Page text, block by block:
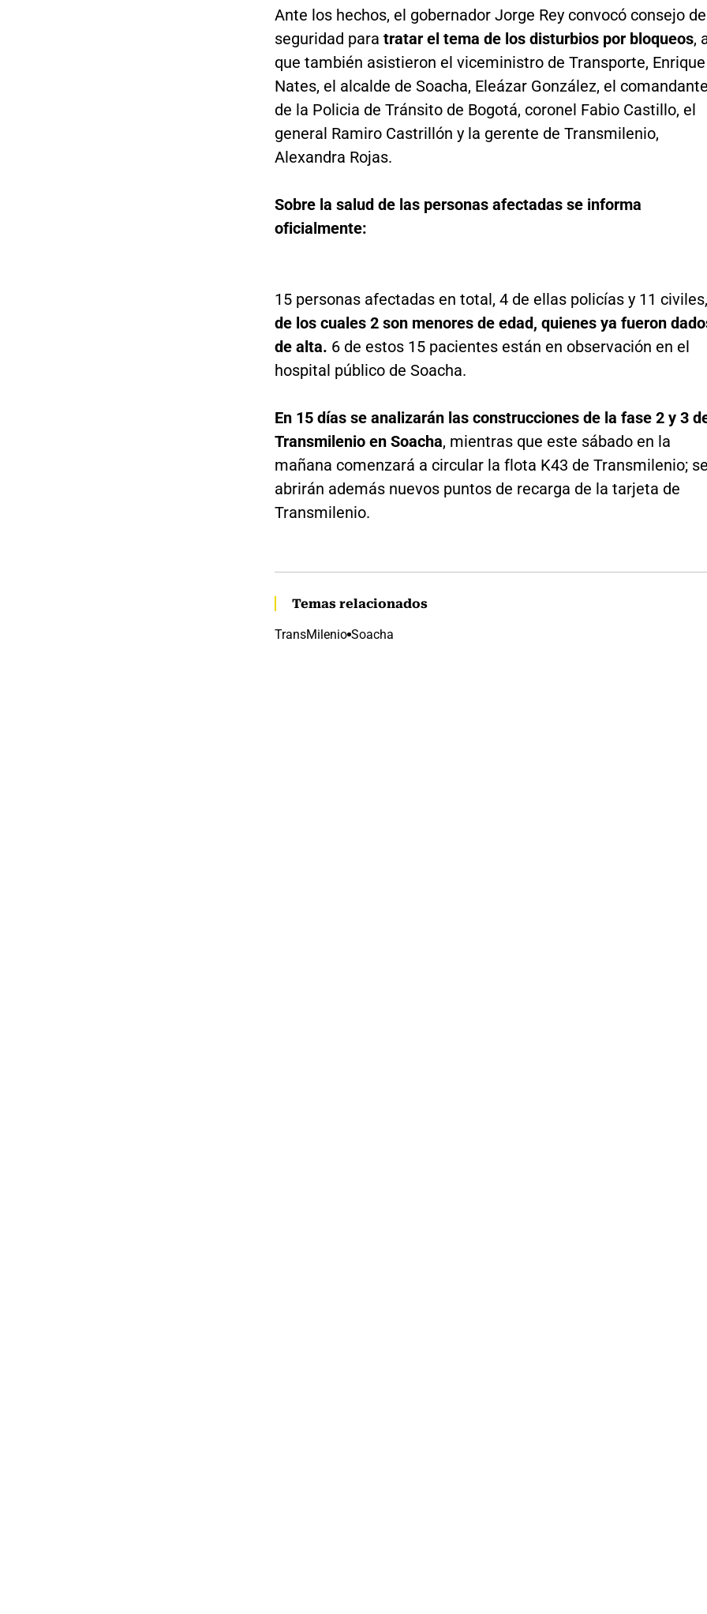
Ante los hechos, el gobernador Jorge Rey convocó consejo de
seguridad para tratar el tema de los disturbios por bloqueos,
que también asistieron el viceministro de Transporte, Enrique
Nates, el alcalde de Soacha, Eleázar González, el comandante
de la Policia de Tránsito de Bogotá, coronel Fabio Castillo, el
general Ramiro Castrillón y la gerente de Transmilenio,
Alexandra Rojas.
Sobre la salud de las personas afectadas se informa
oficialmente:
15 personas afectadas en total, 4 de ellas policías y 11 civiles,
de los cuales 2 son menores de edad, quienes ya fueron
de alta. 6 de estos 15 pacientes están en observación en el
hospital público de Soacha.
En 15 días se analizarán las construcciones de la fase 2 y 3
Transmilenio en Soacha, mientras que este sábado en la
mañana comenzará a circular la flota K43 de Transmilenio; se
abrirán además nuevos puntos de recarga de la tarjeta de
Transmilenio.
Temas relacionados
TransMilenio Soacha